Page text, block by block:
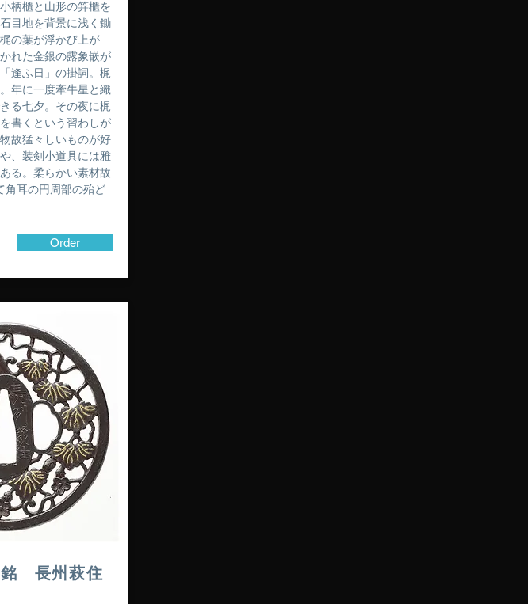
柄櫃と山形の笄櫃を
目地を背景に浅く鋤
の葉が浮かび上が
れた金銀の露象嵌が
逢ふ日」の掛詞。梶
年に一度牽牛星と織
る七夕。その夜に梶
書くという習わしが
故猛々しいものが好
、装剣小道具には雅
る。柔らかい素材故
角耳の円周部の殆ど
Order
長州萩住